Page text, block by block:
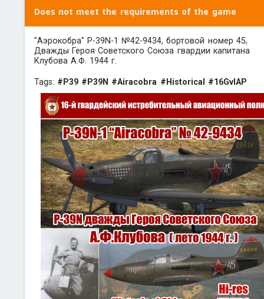
Does not meet the requirements of the game
"Аэрокобра" P-39N-1 №42-9434, бортовой номер 45,
Дважды Героя Советского Союза гвардии капитана
Клубова А.Ф. 1944 г.
Tags: #P39 #P39N #Airacobra #Historical #16GvIAP